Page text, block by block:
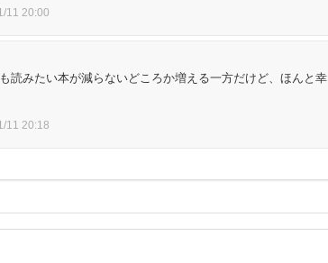
11 20:00
読みたい本が減らないどころか増える一方だけど、ほんと幸
11 20:18